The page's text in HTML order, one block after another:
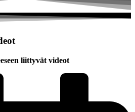
liittyvät videot